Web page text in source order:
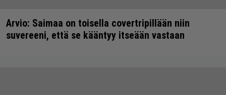
Arvio: Saimaa on toisella covertripillään niin
suvereeni, että se kääntyy itseään vastaan